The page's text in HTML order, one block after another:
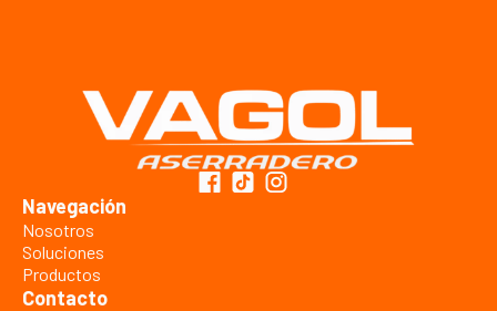
Navegación
Nosotros
Soluciones
Productos
Contacto